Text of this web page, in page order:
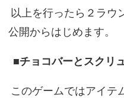
以上を行ったら２ラウ
公開からはじめます。
■チョコバーとスクリ
このゲームではアイテ